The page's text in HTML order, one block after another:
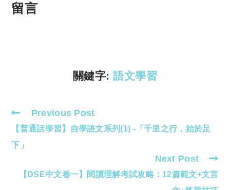
留言
關鍵字:語文學習
Read
more
articles
Previous Post
【普通話學習】自學語文系列(1) -「千里之行，始於足
下」
Next Post
【DSE中文卷一】閱讀理解考試攻略：12篇範文+文言